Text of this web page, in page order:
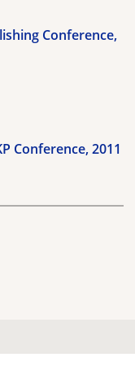
Conference,
Conference, 2011